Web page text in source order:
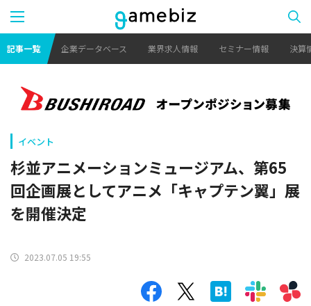
記事一覧 企業データベース 業界求人情報 セミナー情報 決算
イベント
杉並アニメーションミュージアム、第65
回企画展としてアニメ「キャプテン翼」展
を開催決定
2023.07.05 19:55